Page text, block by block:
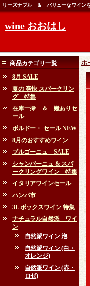
リーズナブル ＆ バリューなワインを
wine おおはし
商品カテゴリ一覧
8月 SALE
夏の 爽快 スパークリン
グ 特集
在庫一掃 ＆ 難ありセ
ール
ボルドー・ セール NEW
8月のおすすめワイン
ブルゴーニュ SALE
シャンパーニュ & スパ
ークリングワイン 特集
イタリアワインセール
ハンパ市
3L ボックスワイン 特集
ナチュラル自然派 ワイ
ン
自然派ワイン 泡
自然派ワイン (白・
オレンジ)
自然派ワイン (赤・
ロゼ)
ホ